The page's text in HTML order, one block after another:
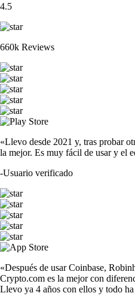
4.5
660k Reviews
«Llevo desde 2021 y, tras probar
la mejor. Es muy fácil de usar y el
-Usuario verificado
«Después de usar Coinbase,
Crypto.com es la mejor con
Llevo ya 4 años con ellos y todo